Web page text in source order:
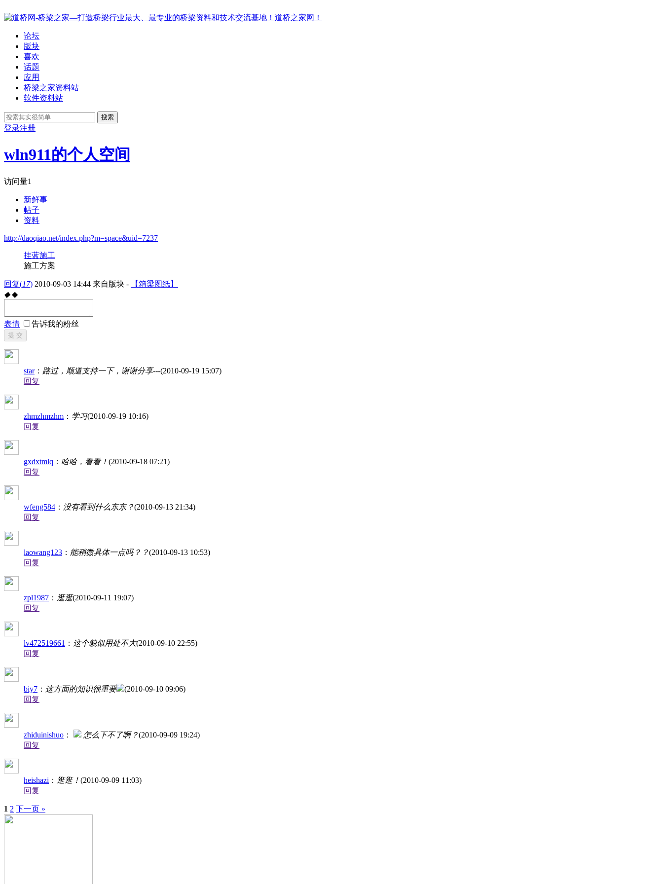
论坛
版块
喜欢
话题
应用
桥梁之家资料站
软件资料站
搜索
登录注册
wln911的个人空间
访问量1
新鲜事
帖子
资料
http://daoqiao.net/index.php?m=space&uid=7237
挂蓝施工
施工方案
回复(17) 2010-09-03 14:44 来自版块 -
【箱梁图纸】
◆ ◆
表情 告诉我的粉丝
提 交
star： 路过，顺道支持一下，谢谢分享---(2010-09-19 15:07)
回复
zhmzhmzhm ： 学习(2010-09-19 10:16)
回复
gxdxtmlq ： 哈哈，看看！ (2010-09-18 07:21)
回复
wfeng584 ： 没有看到什么东东？(2010-09-13 21:34)
回复
laowang123 ： 能稍微具体一点吗？？(2010-09-13 10:53)
回复
zpl1987 ： 逛逛(2010-09-11 19:07)
回复
lv472519661 ： 这个貌似用处不大(2010-09-10 22:55)
回复
biy7 ： 这方面的知识很重要
(2010-09-10 09:06)
回复
zhiduinishuo ： 怎么下不了啊？(2010-09-09 19:24)
回复
heishazi ： 逛逛！ (2010-09-09 11:03)
回复
1 2 下一页 »